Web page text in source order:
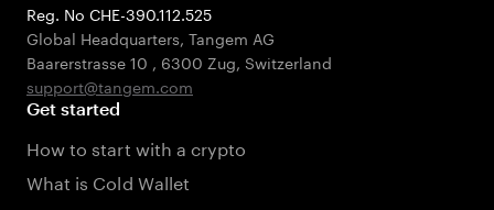
Reg. No CHE-390.112.525
Global Headquarters, Tangem AG
Baarerstrasse 10 , 6300 Zug, Switzerland
support@tangem.com
Get started
How to start with a crypto
What is Cold Wallet